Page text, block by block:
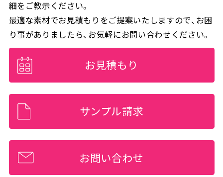
細をご教示ください。
最適な素材でお見積もりをご提案いたしますので、お困
り事がありましたら、お気軽にお問い合わせください。
お見積もり
サンプル請求
お問い合わせ